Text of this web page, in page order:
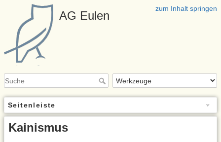
zum Inhalt springen
AG Eulen
Seitenleiste
Kainismus